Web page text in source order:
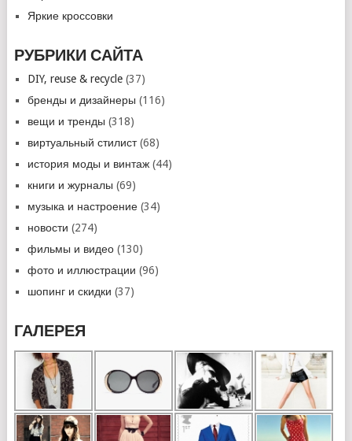
Яркие кроссовки
РУБРИКИ САЙТА
DIY, reuse & recycle(37)
бренды и дизайнеры (116)
вещи и тренды (318)
виртуальный стилист(68)
история моды и винтаж(44)
книги и журналы (69)
музыка и настроение(34)
новости (274)
фильмы и видео(130)
фото и иллюстрации (96)
шопинг и скидки (37)
ГАЛЕРЕЯ